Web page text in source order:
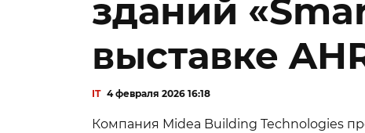
зданий
выставке
IT 4 февраля 2026 16:18
Компания Midea Building Technologies